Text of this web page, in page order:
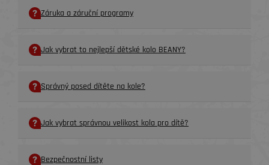
Záruka a záruční programy
Jak vybrat to nejlepší dětské kolo BEANY?
Správný posed dítěte na kole?
Jak vybrat správnou velikost kola pro dítě?
Bezpečnostní listy